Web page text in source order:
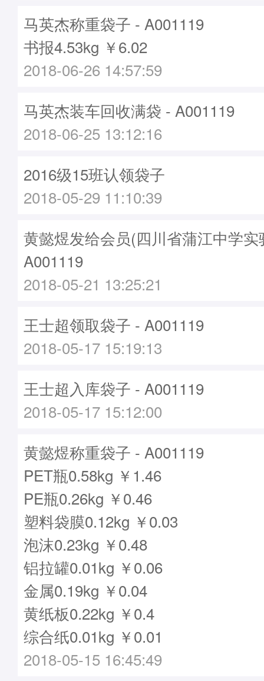
马英杰称重袋子 - A001119
书报4.53kg ￥6.02
2018-06-26 14:57:59
马英杰装车回收满袋 - A001119
2018-06-25 13:12:16
2016级15班认领袋子
2018-05-29 11:10:39
黄懿煜发给会员(四川省蒲江中学
A001119
2018-05-21 13:25:21
王士超领取袋子 - A001119
2018-05-17 15:19:13
王士超入库袋子 - A001119
2018-05-17 15:12:00
黄懿煜称重袋子 - A001119
PET瓶0.58kg ￥1.46
PE瓶0.26kg ￥0.46
塑料袋膜0.12kg ￥0.03
泡沫0.23kg ￥0.48
铝拉罐0.01kg ￥0.06
金属0.19kg ￥0.04
黄纸板0.22kg ￥0.4
综合纸0.01kg ￥0.01
2018-05-15 16:45:49